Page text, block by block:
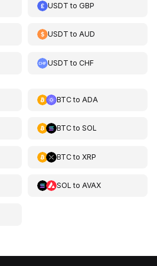
USDT toGBP
USDT toAUD
USDT toCHF
BTCto ADA
BTCto SOL
BTCto XRP
SOL to AVAX